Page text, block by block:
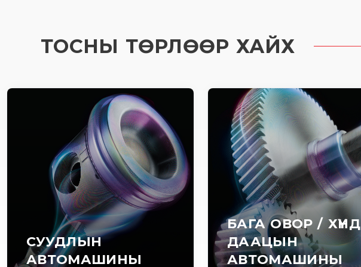
ТОСНЫ ТӨРЛӨӨР ХАЙХ
СУУДЛЫН
АВТОМАШИНЫ
БАГА ОВОР / ХҮНД
ДААЦЫН
АВТОМАШИНЫ